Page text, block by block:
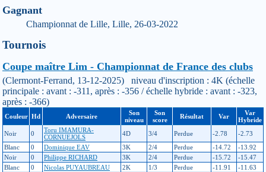
Gagnant
Championnat de Lille, Lille, 26-03-2022
Tournois
Coupe maître Lim - Championnat de France des clubs
(Clermont-Ferrand, 13-12-2025) niveau d'inscription : 4K (échelle
principale : avant : -311, après : -356 / échelle hybride : avant : -323,
après : -366)
Couleur Hd Adversaire
Son
niveau
Son
score
Résultat Var
Var
Hybride
Noir
0
Toru IMAMURA-
CORNUEJOLS
4D 3/4 Perdue -2.78
-2.73
Blanc
0 Dominique EAV 3K 2/4 Perdue -14.72
-13.92
Noir
0 Philippe RICHARD 3K 2/4 Perdue -15.72
-15.47
Blanc
0 Nicolas PUYAUBREAU 2K 1/3 Perdue -11.91 -11.63